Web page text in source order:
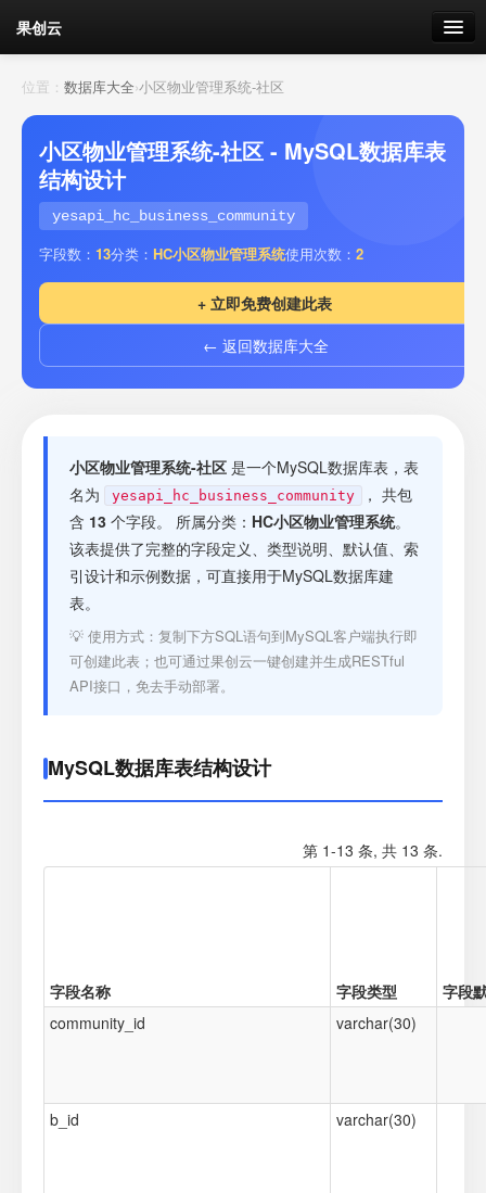
果创云
数据表单
API接口
云存储
流量 剩余接口流量
套餐
接口测试
位置： 数据库大全›小区物业管理系统-社区
小区物业管理系统-社区 - MySQL数据库表
结构设计
yesapi_hc_business_community
字段数： 13分类： HC小区物业管理系统使用次数： 2
+ 立即免费创建此表
← 返回数据库大全
小区物业管理系统-社区 是一个MySQL数据库表，表
名为
yesapi_hc_business_community
， 共包
含 13 个字段。 所属分类： HC小区物业管理系统。
该表提供了完整的字段定义、类型说明、默认值、索
引设计和示例数据，可直接用于MySQL数据库建
表。
💡 使用方式：复制下方SQL语句到MySQL客户端执行即
可创建此表；也可通过果创云一键创建并生成RESTful
API接口，免去手动部署。
MySQL数据库表结构设计
第 1-13 条, 共 13 条.
字段名称 字段类型
字段
community_id
varchar(30)
b_id varchar(30)